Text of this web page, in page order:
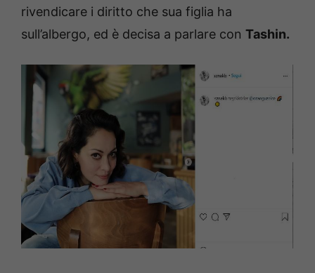
rivendicare i diritto che sua figlia ha
sull’albergo, ed è decisa a parlare con Tashin.